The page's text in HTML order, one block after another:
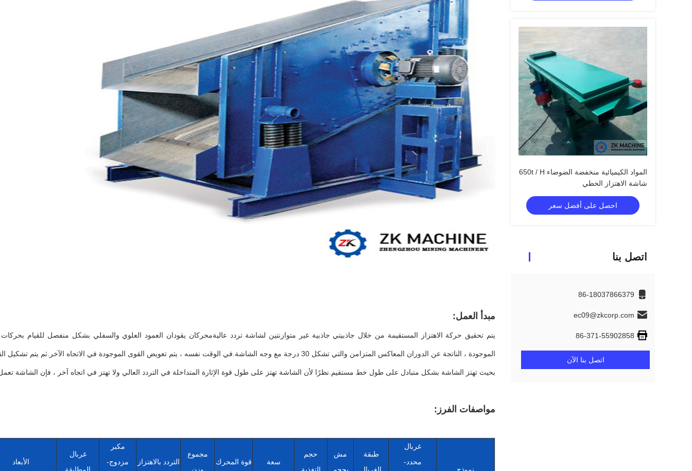
المواد الكيميائية منخفضة الضوضاء 650t / H
شاشة الاهتزاز الخطي
احصل على أفضل سعر
اتصل بنا
86-18037866379
ec09@zkcorp.com
86-371-55902858
اتصل بنا الآن
مبدأ العمل:
يتم تحقيق حركة الاهتزاز المستقيمة من خلال جاذبيتي جاذبية غير متوازنتين لشاشة تردد عاليةمحركان يقودان العمود العلوي والسفلي بشكل منفصل للقيام
الموجودة ، الناتجة عن الدوران المعاكس المتزامن والتي تشكل 30 درجة مع وجه الشاشة.في الوقت نفسه ، يتم تعويض القوى الموجودة في الاتجاه الآخر.ثم
بحيث تهتز الشاشة بشكل متبادل على طول خط مستقيم.نظرًا لأن الشاشة تهتز على طول قوة الإثارة المتداخلة في التردد العالي ولا تهتز في اتجاه آخر ، فإن الشاشة
مواصفات الفرز:
غربال
محدد-
طبقة
مش
حجم
سعة قوة المحرك
مجموع
التردد بالاهتزاز
مكبر
مزدوج-
غربال
الأبعاد